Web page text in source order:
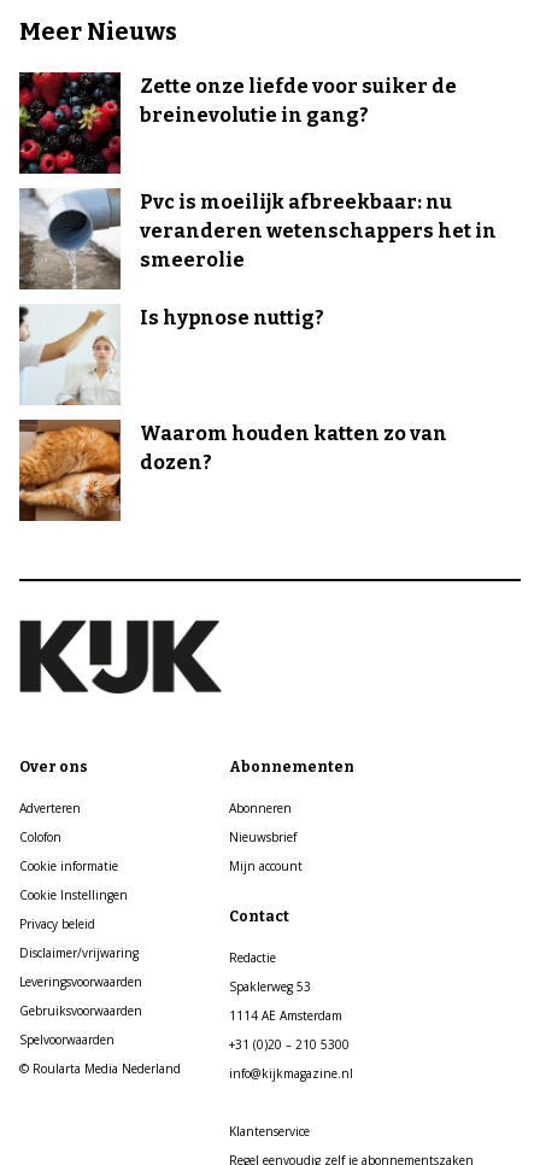
Meer Nieuws
Zette onze liefde voor suiker de
breinevolutie in gang?
Pvc is moeilijk afbreekbaar: nu
veranderen wetenschappers het in
smeerolie
Is hypnose nuttig?
Waarom houden katten zo van
dozen?
Over ons
Adverteren
Colofon
Cookie informatie
Cookie Instellingen
Privacy beleid
Disclaimer/vrijwaring
Leveringsvoorwaarden
Gebruiksvoorwaarden
Spelvoorwaarden
© Roularta Media Nederland
Abonnementen
Abonneren
Nieuwsbrief
Mijn account
Contact
Redactie
Spaklerweg 53
1114 AE Amsterdam
+31 (0)20 – 210 5300
info@kijkmagazine.nl
Klantenservice
Regel eenvoudig zelf je abonnementszaken